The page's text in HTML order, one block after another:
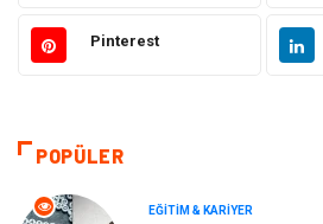
Otomotiv
Moda
Makine
Pinterest
POPÜLER
EĞITIM & KARIYER